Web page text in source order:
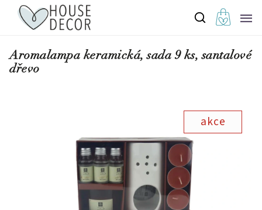
Aromalampa keramická, sada 9 ks, santalové
dřevo
akce